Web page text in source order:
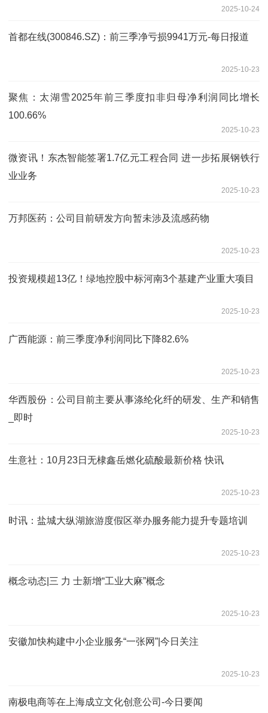
2025-10-24
首都在线(300846.SZ)：前三季净亏损9941万元-每日报道
2025-10-23
聚焦：太湖雪2025年前三季度扣非归母净利润同比增长
100.66%
2025-10-23
微资讯！东杰智能签署1.7亿元工程合同 进一步拓展钢铁行
业业务
2025-10-23
万邦医药：公司目前研发方向暂未涉及流感药物
2025-10-23
投资规模超13亿！绿地控股中标河南3个基建产业重大项目
2025-10-23
广西能源：前三季度净利润同比下降82.6%
2025-10-23
华西股份：公司目前主要从事涤纶化纤的研发、生产和销售
_即时
2025-10-23
生意社：10月23日无棣鑫岳燃化硫酸最新价格 快讯
2025-10-23
时讯：盐城大纵湖旅游度假区举办服务能力提升专题培训
2025-10-23
概念动态|三 力 士新增“工业大麻”概念
2025-10-23
安徽加快构建中小企业服务“一张网”|今日关注
2025-10-23
南极电商等在上海成立文化创意公司-今日要闻